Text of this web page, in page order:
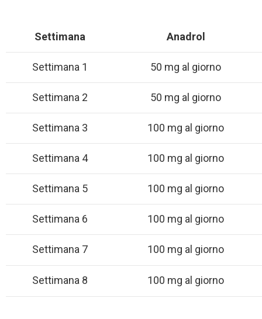
Settimana Anadrol
Settimana 1 50 mg al giorno
Settimana 2 50 mg al giorno
Settimana 3 100 mg al giorno
Settimana 4 100 mg al giorno
Settimana 5 100 mg al giorno
Settimana 6 100 mg al giorno
Settimana 7 100 mg al giorno
Settimana 8 100 mg al giorno